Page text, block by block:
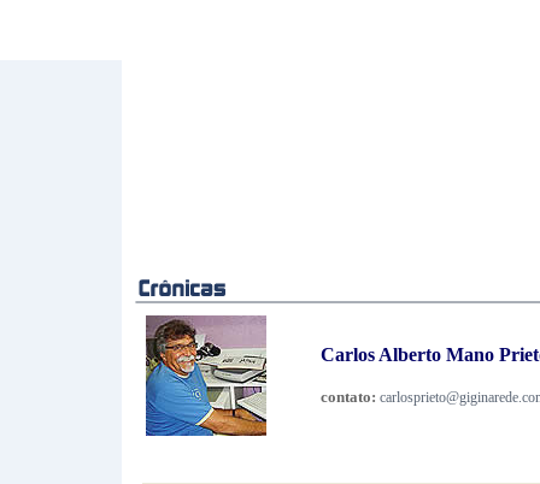
Carlos Alberto Mano
contato: